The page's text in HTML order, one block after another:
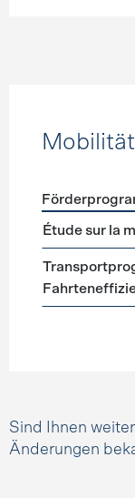
Étude sur la
Sind Ihnen
Änderungen